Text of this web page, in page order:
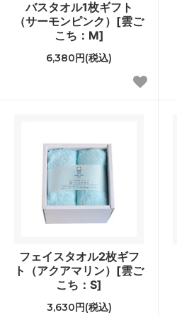
バスタオル1枚ギフト
（サーモンピンク）[雲ご
こち：M]
6,380円(税込)
フェイスタオル2枚ギフ
ト（アクアマリン）[雲ご
こち：S]
3,630円(税込)